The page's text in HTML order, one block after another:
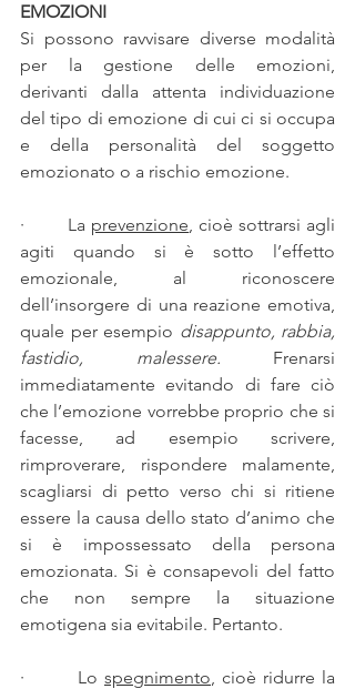
EMOZIONI
Si possono ravvisare diverse modalità
per la gestione delle emozioni,
derivanti dalla attenta individuazione
del tipo di emozione di cui ci si occupa
e della personalità del soggetto
emozionato o a rischio emozione.
·        La prevenzione, cioè sottrarsi agli
agiti quando si è sotto l’effetto
emozionale, al riconoscere
dell’insorgere di una reazione emotiva,
quale per esempio disappunto, rabbia,
fastidio, malessere. Frenarsi
immediatamente evitando di fare ciò
che l’emozione vorrebbe proprio che si
facesse, ad esempio scrivere,
rimproverare, rispondere malamente,
scagliarsi di petto verso chi si ritiene
essere la causa dello stato d’animo che
si è impossessato della persona
emozionata. Si è consapevoli del fatto
che non sempre la situazione
emotigena sia evitabile. Pertanto.
·        Lo spegnimento, cioè ridurre la